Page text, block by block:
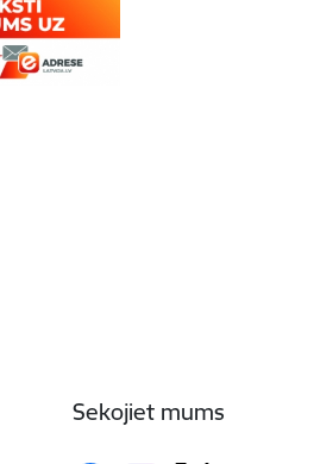
Sekojiet mums